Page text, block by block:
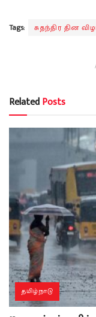
Tags: சுதந்திர தின
RelatedPosts
தமிழ்நாடு